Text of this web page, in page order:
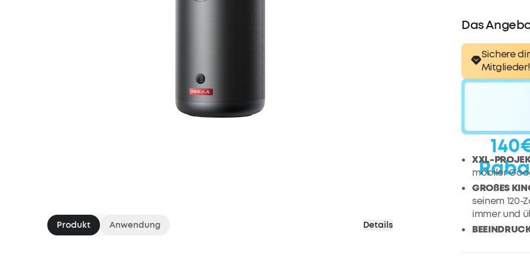
Produkt Anwendung Details
Das
Sichere
Mitglieder!
XXL-
mobiler
GROßES
seinem
immer und